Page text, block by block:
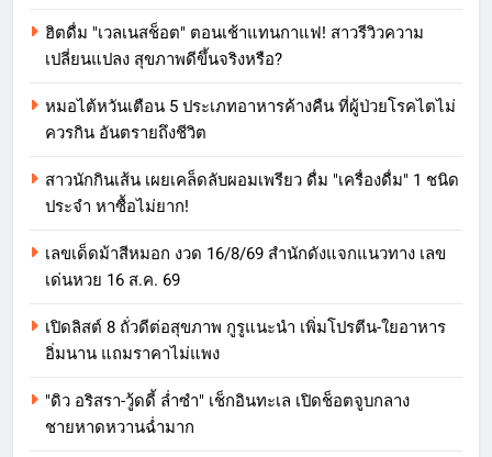
ฮิตดื่ม "เวลเนสช็อต" ตอนเช้าแทนกาแฟ! สาวรีวิวความ
เปลี่ยนแปลง สุขภาพดีขึ้นจริงหรือ?
หมอไต้หวันเตือน 5 ประเภทอาหารค้างคืน ที่ผู้ป่วยโรคไตไม่
ควรกิน อันตรายถึงชีวิต
สาวนักกินเส้น เผยเคล็ดลับผอมเพรียว ดื่ม "เครื่องดื่ม" 1 ชนิด
ประจำ หาซื้อไม่ยาก!
เลขเด็ดม้าสีหมอก งวด 16/8/69 สำนักดังแจกแนวทาง เลข
เด่นหวย 16 ส.ค. 69
เปิดลิสต์ 8 ถั่วดีต่อสุขภาพ กูรูแนะนำ เพิ่มโปรตีน-ใยอาหาร
อิ่มนาน แถมราคาไม่แพง
"ดิว อริสรา-วู้ดดี้ ล่ำซำ" เช็กอินทะเล เปิดช็อตจูบกลาง
ชายหาดหวานฉ่ำมาก